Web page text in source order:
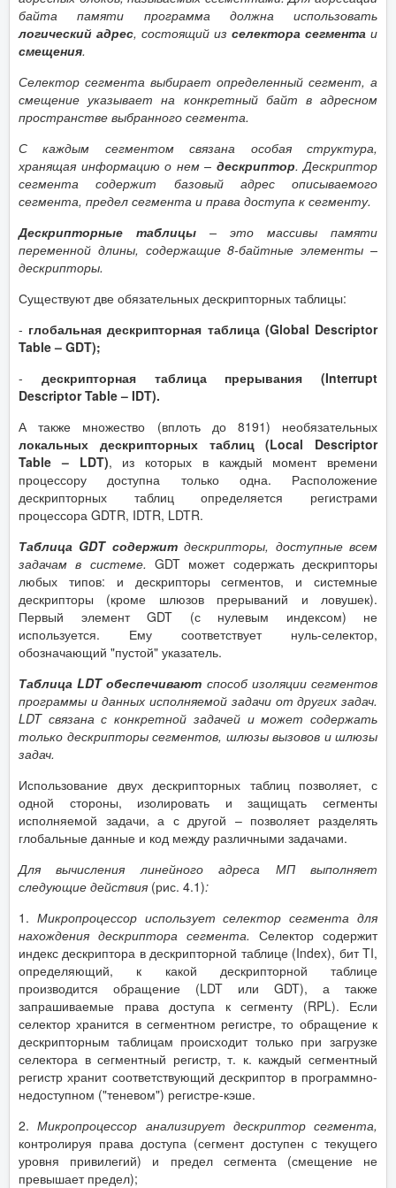
байта памяти программа должна использовать
логический адрес, состоящий из селектора сегмента и
смещения.
Селектор сегмента выбирает определенный сегмент, а
смещение указывает на конкретный байт в адресном
пространстве выбранного сегмента.
С каждым сегментом связана особая структура,
хранящая информацию о нем – дескриптор. Дескриптор
сегмента содержит базовый адрес описываемого
сегмента, предел сегмента и права доступа к сегменту.
Дескрипторные таблицы – это массивы памяти
переменной длины, содержащие 8-байтные элементы –
дескрипторы.
Существуют две обязательных дескрипторных таблицы:
- глобальная дескрипторная таблица (Global Descriptor
Table – GDT);
- дескрипторная таблица прерывания (Interrupt
Descriptor Table – IDT).
А также множество (вплоть до 8191) необязательных
локальных дескрипторных таблиц (Local Descriptor
Table – LDT), из которых в каждый момент времени
процессору доступна только одна. Расположение
дескрипторных таблиц определяется регистрами
процессора GDTR, IDTR, LDTR.
Таблица GDT содержитдескрипторы, доступные всем
задачам в системе. GDT может содержать дескрипторы
любых типов: и дескрипторы сегментов, и системные
дескрипторы (кроме шлюзов прерываний и ловушек).
Первый элемент GDT (с нулевым индексом) не
используется. Ему соответствует нуль-селектор,
обозначающий "пустой" указатель.
Таблица LDT обеспечивают способ изоляции сегментов
программы и данных исполняемой задачи от других задач.
LDT связана с конкретной задачей и может содержать
только дескрипторы сегментов, шлюзы вызовов и шлюзы
задач.
Использование двух дескрипторных таблиц позволяет, с
одной стороны, изолировать и защищать сегменты
исполняемой задачи, а с другой – позволяет разделять
глобальные данные и код между различными задачами.
Для вычисления линейного адреса МП выполняет
следующие действия (рис. 4.1):
1. Микропроцессор использует селектор сегмента для
нахождения дескриптора сегмента. Селектор содержит
индекс дескриптора в дескрипторной таблице (Index), бит TI,
определяющий, к какой дескрипторной таблице
производится обращение (LDT или GDT), а также
запрашиваемые права доступа к сегменту (RPL). Если
селектор хранится в сегментном регистре, то обращение к
дескрипторным таблицам происходит только при загрузке
селектора в сегментный регистр, т. к. каждый сегментный
регистр хранит соответствующий дескриптор в программно-
недоступном ("теневом") регистре-кэше.
2.Микропроцессор анализирует дескриптор сегмента,
контролируя права доступа (сегмент доступен с текущего
уровня привилегий) и предел сегмента (смещение не
превышает предел);